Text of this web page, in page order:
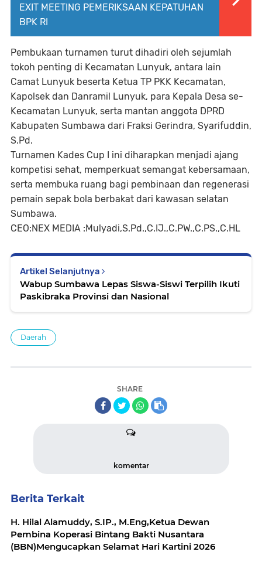
EXIT MEETING PEMERIKSAAN KEPATUHAN
BPK RI
Pembukaan turnamen turut dihadiri oleh sejumlah
tokoh penting di Kecamatan Lunyuk, antara lain
Camat Lunyuk beserta Ketua TP PKK Kecamatan,
Kapolsek dan Danramil Lunyuk, para Kepala Desa se-
Kecamatan Lunyuk, serta mantan anggota DPRD
Kabupaten Sumbawa dari Fraksi Gerindra, Syarifuddin,
S.Pd.
Turnamen Kades Cup I ini diharapkan menjadi ajang
kompetisi sehat, memperkuat semangat kebersamaan,
serta membuka ruang bagi pembinaan dan regenerasi
pemain sepak bola berbakat dari kawasan selatan
Sumbawa.
CEO:NEX MEDIA :Mulyadi,S.Pd.,C.IJ.,C.PW.,C.PS.,C.HL
Artikel Selanjutnya
Wabup Sumbawa Lepas Siswa-Siswi Terpilih Ikuti
Paskibraka Provinsi dan Nasional
Daerah
SHARE
komentar
Berita Terkait
H. Hilal Alamuddy, S.IP., M.Eng,Ketua Dewan
Pembina Koperasi Bintang Bakti Nusantara
(BBN)Mengucapkan Selamat Hari Kartini 2026